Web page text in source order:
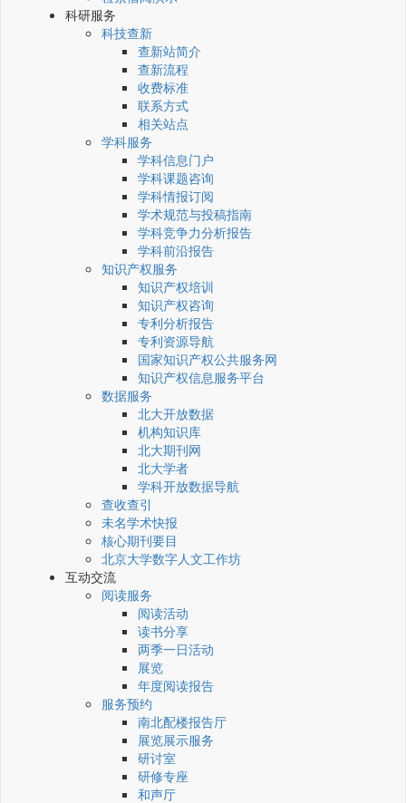
科研服务
科技查新
查新站简介
查新流程
收费标准
联系方式
相关站点
学科服务
学科信息门户
学科课题咨询
学科情报订阅
学术规范与投稿指南
学科竞争力分析报告
学科前沿报告
知识产权服务
知识产权培训
知识产权咨询
专利分析报告
专利资源导航
国家知识产权公共服务网
知识产权信息服务平台
数据服务
北大开放数据
机构知识库
北大期刊网
北大学者
学科开放数据导航
查收查引
未名学术快报
核心期刊要目
北京大学数字人文工作坊
互动交流
阅读服务
阅读活动
读书分享
两季一日活动
展览
年度阅读报告
服务预约
南北配楼报告厅
展览展示服务
研讨室
研修专座
和声厅